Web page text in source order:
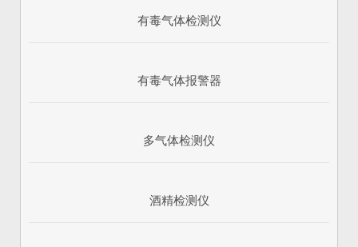
有毒气体检测仪
有毒气体报警器
多气体检测仪
酒精检测仪